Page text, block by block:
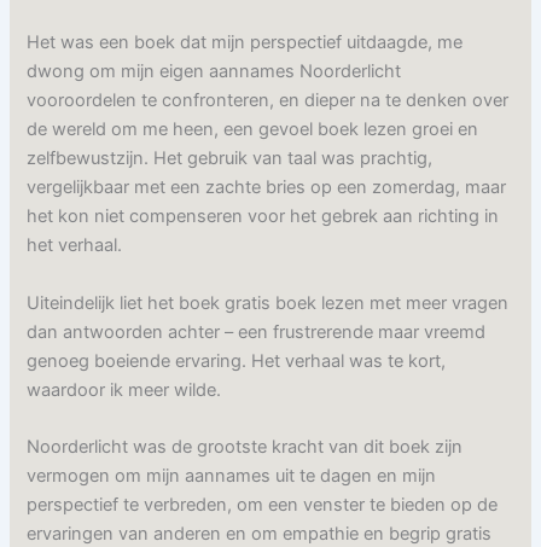
Het was een boek dat mijn perspectief uitdaagde, me
dwong om mijn eigen aannames Noorderlicht
vooroordelen te confronteren, en dieper na te denken over
de wereld om me heen, een gevoel boek lezen groei en
zelfbewustzijn. Het gebruik van taal was prachtig,
vergelijkbaar met een zachte bries op een zomerdag, maar
het kon niet compenseren voor het gebrek aan richting in
het verhaal.
Uiteindelijk liet het boek gratis boek lezen met meer vragen
dan antwoorden achter – een frustrerende maar vreemd
genoeg boeiende ervaring. Het verhaal was te kort,
waardoor ik meer wilde.
Noorderlicht was de grootste kracht van dit boek zijn
vermogen om mijn aannames uit te dagen en mijn
perspectief te verbreden, om een venster te bieden op de
ervaringen van anderen en om empathie en begrip gratis